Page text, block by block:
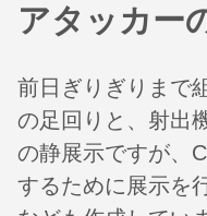
アタッカー
前日ぎりぎりまで
の足回りと、射出
の静展示ですが、
するために展示を